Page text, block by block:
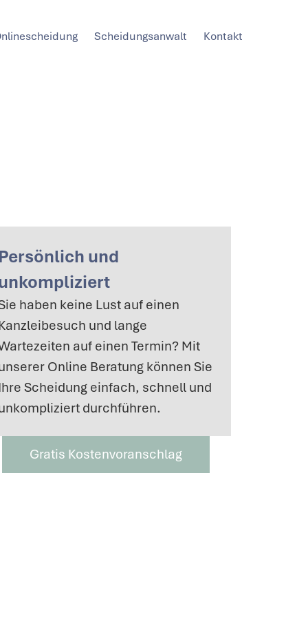
Scheidungsanwalt Kontakt
Persönlich und
haben keine Lust auf einen
und lange
auf einen Termin? Mit
Online Beratung können Sie
Scheidung einfach, schnell und
durchführen.
Gratis Kostenvoranschlag